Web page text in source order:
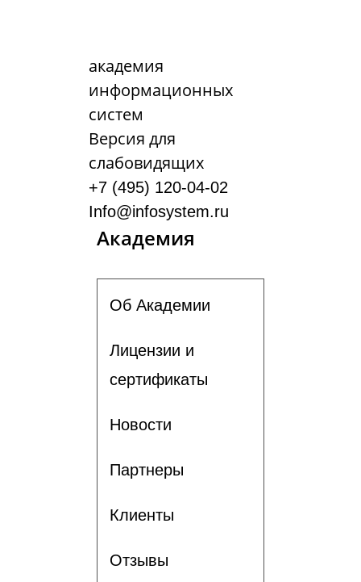
академия
информационных
систем
Версия для
слабовидящих
+7 (495) 120-04-02
Info@infosystem.ru
Академия
Об Академии
Лицензии и
сертификаты
Новости
Партнеры
Клиенты
Отзывы